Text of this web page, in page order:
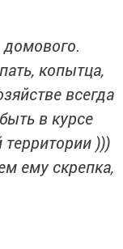
копытца,
всегда
в курсе
)))
ему скрепка,